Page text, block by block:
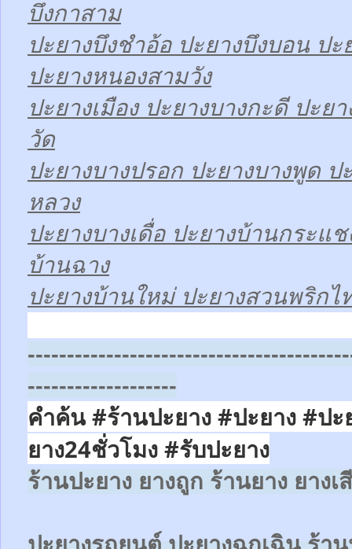
บึงกาสาม
ปะยางบึงชำอ้อ ปะยางบึงบอน ป
ปะยางหนองสามวัง
ปะยางเมือง ปะยางบางกะดี ปะย
วัด
ปะยางบางปรอก ปะยางบางพูด ป
หลวง
ปะยางบางเดื่อ ปะยางบ้านกระแ
บ้านฉาง
ปะยางบ้านใหม่ ปะยางสวนพริก
-------------------
คำค้น #ร้านปะยาง #ปะยาง #ป
ยาง24ชั่วโมง #รับปะยาง
ร้านปะยาง ยางถูก ร้านยาง ยางเ